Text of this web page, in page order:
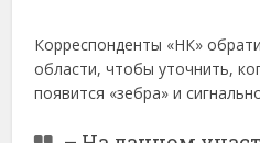
Корреспонденты «НК»
области, чтобы уточнить,
появится «зебра» и